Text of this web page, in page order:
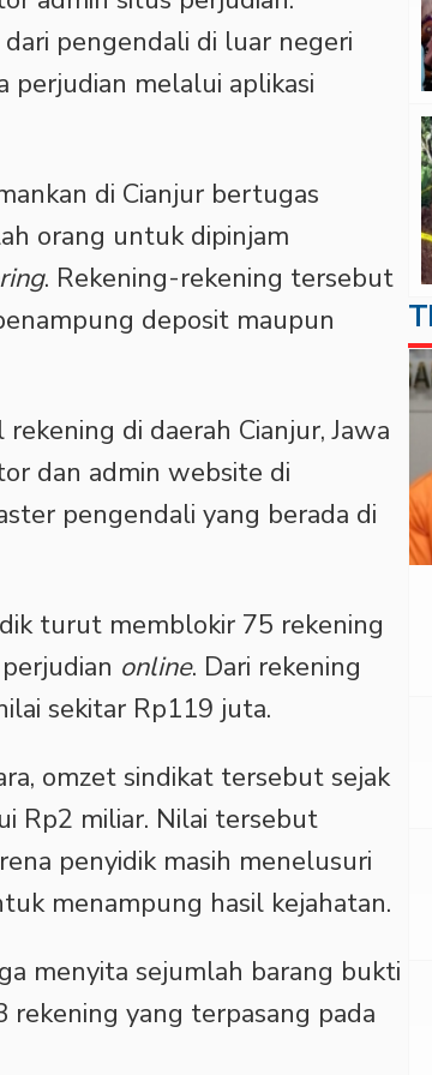
pengendali di luar negeri
perjudian melalui aplikasi
di Cianjur bertugas
orang untuk dipinjam
. Rekening-rekening tersebut
deposit maupun
di daerah Cianjur, Jawa
dan admin website di
pengendali yang berada di
turut memblokir 75 rekening
online. Dari rekening
sekitar Rp119 juta.
omzet sindikat tersebut sejak
Rp2 miliar. Nilai tersebut
penyidik masih menelusuri
menampung hasil kejahatan.
menyita sejumlah barang bukti
yang terpasang pada